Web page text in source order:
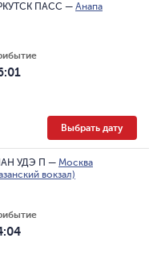
ПАСС — Анапа
Выбрать дату
УДЭ П — Москва
вокзал)